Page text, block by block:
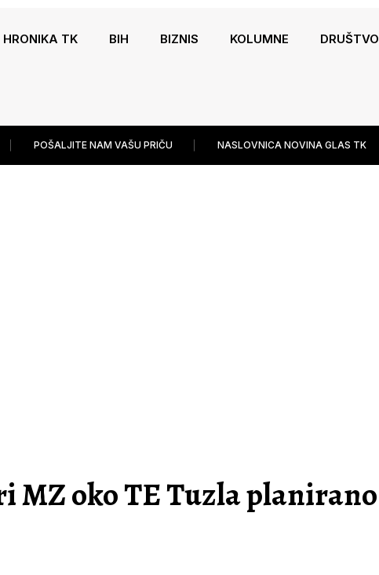
HRONIKA TK BIH BIZNIS KOLUMNE DRUŠTVO
POŠALJITE NAM VAŠU PRIČU NASLOVNICA NOVINA GLAS TK
oko TE Tuzla planirano